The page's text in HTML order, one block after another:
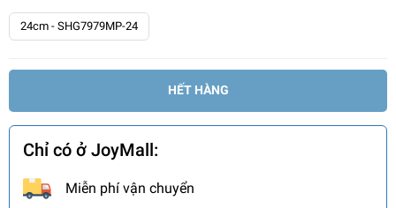
24cm - SHG7979MP-24
HẾT HÀNG
Chỉ có ở JoyMall:
Miễn phí vận chuyển